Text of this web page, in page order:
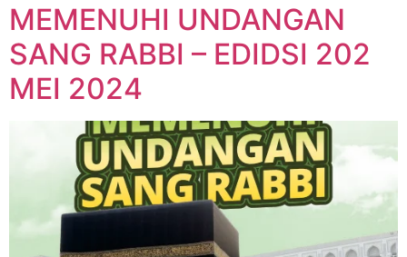
MEMENUHI UNDANGAN
SANG RABBI – EDIDSI 202
MEI 2024